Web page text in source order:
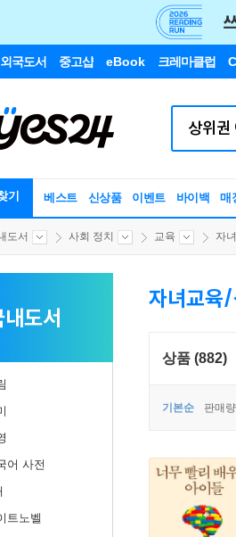
외국도서 중고샵 eBook 크레마클럽
기 베스트 신상품 이벤트 바이백 매
도서 사회 정치 교육 자
도서
어 사전
트노벨
자녀교육
상품 (882)
기본순 판매